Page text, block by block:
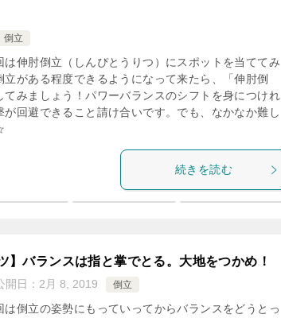
倒立
は伸肘倒立（しんぴとうりつ）にスポットを当ててみ
立がある程度できるようになって来たら、「伸肘倒
てみましょう！パワーバランスのシフトを身につけれ
が回避できること請け合いです。でも、なかなか難し
続きを読む
】バランスは指と掌でとる。大地をつかめ！
開日： 2月 8, 2019 倒立
は倒立の姿勢にもっていってからバランスをどうとっ